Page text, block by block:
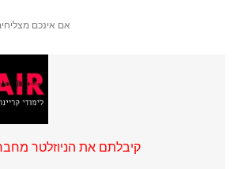
אם אינכם
קיבלתם את הניוזלטר